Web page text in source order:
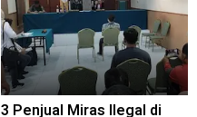
3 Penjual Miras Ilegal di